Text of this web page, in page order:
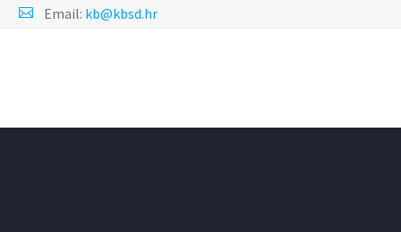
Email: kb@kbsd.hr